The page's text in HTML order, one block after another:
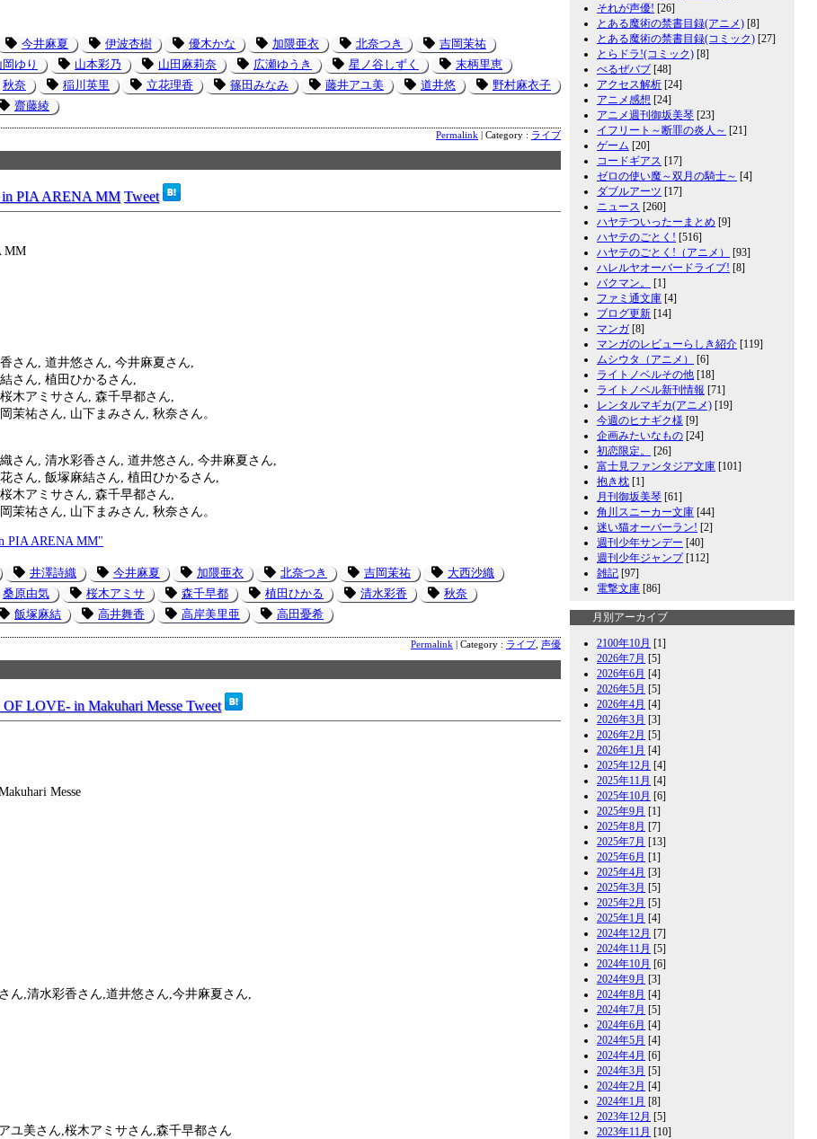
今井麻夏 伊波杏樹 優木かな 加隈亜衣 北奈つき
吉岡茉祐
岡ゆり 山本彩乃 山田麻莉奈 広瀬ゆうき 星ノ谷しずく
末柄里恵
秋奈 稲川英里 立花理香 篠田みなみ 藤井アユ美 道井悠
野村麻衣子
齋藤綾
Permalink | Category : ライブ
PIA ARENA MM Tweet
MM
さん, 道井悠さん, 今井麻夏さん,
さん, 植田ひかるさん,
木アミサさん, 森千早都さん,
茉祐さん, 山下まみさん, 秋奈さん。
さん, 清水彩香さん, 道井悠さん, 今井麻夏さん,
さん, 飯塚麻結さん, 植田ひかるさん,
木アミサさん, 森千早都さん,
茉祐さん, 山下まみさん, 秋奈さん。
PIA ARENA MM"
井澤詩織 今井麻夏 加隈亜衣 北奈つき 吉岡茉祐
大西沙織
桑原由気 桜木アミサ 森千早都 植田ひかる 清水彩香
秋奈
飯塚麻結 高井舞香 高岸美里亜 高田憂希
Permalink | Category : ライブ 声優
LOVE- in Makuhari MesseTweet
Messe
ん,清水彩香さん,道井悠さん,今井麻夏さん,
ユ美さん,桜木アミサさん,森千早都さん
それが声優! [26]
とある魔術の禁書目録(アニメ) [8]
とある魔術の禁書目録(コミック) [27]
とらドラ!(コミック) [8]
べるぜバブ [48]
アクセス解析 [24]
アニメ感想 [24]
アニメ週刊御坂美琴 [23]
イフリート～断罪の炎人～ [21]
ゲーム [20]
コードギアス [17]
ゼロの使い魔～双月の騎士～ [4]
ダブルアーツ [17]
ニュース [260]
ハヤテついったーまとめ [9]
ハヤテのごとく! [516]
ハヤテのごとく!（アニメ）
[93]
ハレルヤオーバードライブ! [8]
バクマン。
[1]
ファミ通文庫 [4]
ブログ更新 [14]
マンガ [8]
マンガのレビューらしき紹介 [119]
ムシウタ（アニメ）
[6]
ライトノベルその他 [18]
ライトノベル新刊情報 [71]
レンタルマギカ(アニメ) [19]
今週のヒナギク様 [9]
企画みたいなもの [24]
初恋限定。
[26]
富士見ファンタジア文庫 [101]
抱き枕 [1]
月刊御坂美琴 [61]
角川スニーカー文庫 [44]
迷い猫オーバーラン! [2]
週刊少年サンデー [40]
週刊少年ジャンプ[112]
雑記 [97]
電撃文庫 [86]
月別アーカイブ
2100年10月 [1]
2026年7月 [5]
2026年6月 [4]
2026年5月 [5]
2026年4月 [4]
2026年3月 [3]
2026年2月 [5]
2026年1月 [4]
2025年12月 [4]
2025年11月 [4]
2025年10月 [6]
2025年9月 [1]
2025年8月 [7]
2025年7月 [13]
2025年6月 [1]
2025年4月 [3]
2025年3月 [5]
2025年2月 [5]
2025年1月 [4]
2024年12月 [7]
2024年11月 [5]
2024年10月 [6]
2024年9月 [3]
2024年8月 [4]
2024年7月 [5]
2024年6月 [4]
2024年5月 [4]
2024年4月 [6]
2024年3月 [5]
2024年2月 [4]
2024年1月 [8]
2023年12月 [5]
2023年11月 [10]